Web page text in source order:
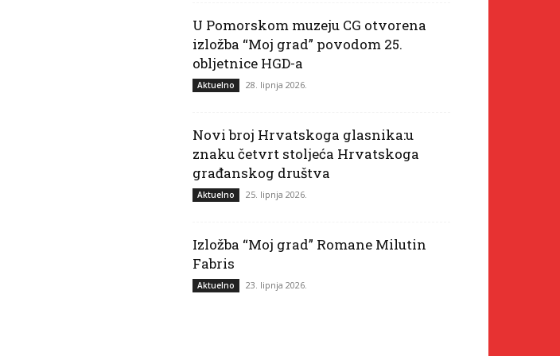
U Pomorskom muzeju CG otvorena
izložba “Moj grad” povodom 25.
obljetnice HGD-a
Aktuelno 28. lipnja 2026.
Novi broj Hrvatskoga glasnika:u
znaku četvrt stoljeća Hrvatskoga
građanskog društva
Aktuelno 25. lipnja 2026.
Izložba “Moj grad” Romane Milutin
Fabris
Aktuelno 23. lipnja 2026.